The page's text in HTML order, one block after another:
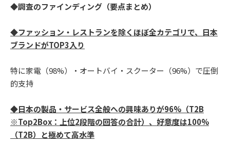
◆調査のファインディング（要点まとめ）
◆ファッション・レストランを除くほぼ全カテゴリで、日本
ブランドがTOP3入り
特に家電（98%）・オートバイ・スクーター（96%）で圧倒
的支持
◆日本の製品・サービス全般への興味ありが96%（T2B
※Top2Box：上位2段階の回答の合計）、好意度は100%
（T2B）と極めて高水準